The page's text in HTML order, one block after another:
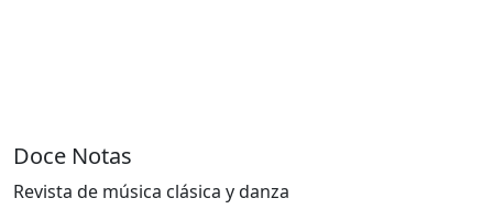
Doce Notas
Revista de música clásica y danza